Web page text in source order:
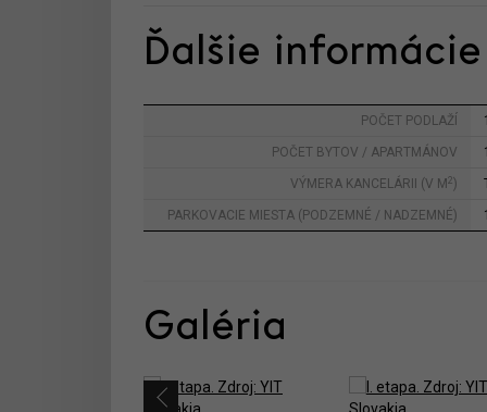
Ďalšie informácie
POČET PODLAŽÍ
POČET BYTOV / APARTMÁNOV
VÝMERA KANCELÁRII (V M 2 )
PARKOVACIE MIESTA (PODZEMNÉ / NADZEMNÉ)
Galéria